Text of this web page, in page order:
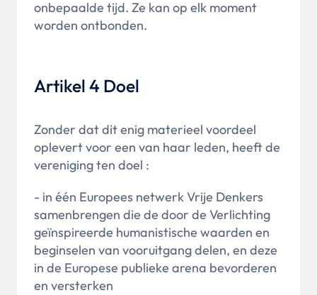
onbepaalde tijd. Ze kan op elk moment
worden ontbonden.
Artikel 4 Doel
Zonder dat dit enig materieel voordeel
oplevert voor een van haar leden, heeft de
vereniging ten doel :
- in één Europees netwerk Vrije Denkers
samenbrengen die de door de Verlichting
geïnspireerde humanistische waarden en
beginselen van vooruitgang delen, en deze
in de Europese publieke arena bevorderen
en versterken